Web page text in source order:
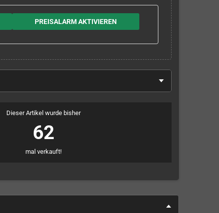
PREISALARM AKTIVIEREN
Dieser Artikel wurde bisher
62
mal verkauft!